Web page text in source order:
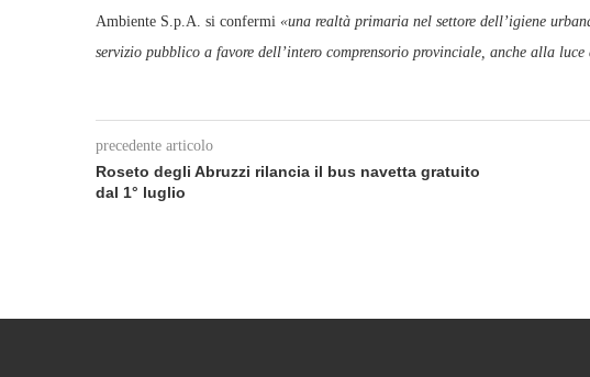
Ambiente S.p.A. si confermi «una realtà primaria nel settore dell’igiene
servizio pubblico a favore dell’intero comprensorio provinciale, anche alla
precedente articolo
Roseto degli Abruzzi rilancia il bus navetta gratuito
dal 1° luglio